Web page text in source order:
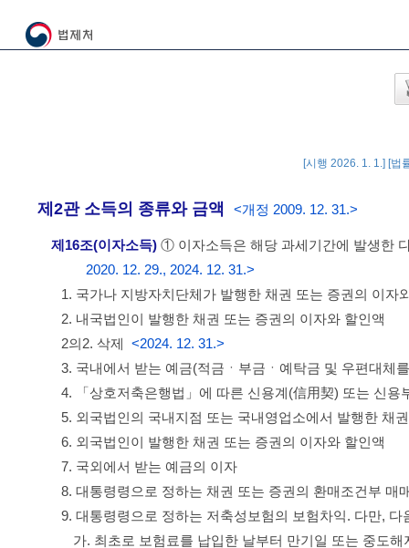
[시행 2026. 1. 1.] [법
제2관 소득의 종류와 금액 <개정 2009. 12. 31.>
제16조(이자소득) ① 이자소득은 해당 과세기간에 발생한
2020. 12. 29., 2024. 12. 31.>
1. 국가나 지방자치단체가 발행한 채권 또는 증권의 이자
2. 내국법인이 발행한 채권 또는 증권의 이자와 할인액
2의2. 삭제 <2024. 12. 31.>
3. 국내에서 받는 예금(적금ㆍ부금ㆍ예탁금 및 우편대체
4. 「상호저축은행법」에 따른 신용계(信用契) 또는 신용
5. 외국법인의 국내지점 또는 국내영업소에서 발행한 채
6. 외국법인이 발행한 채권 또는 증권의 이자와 할인액
7. 국외에서 받는 예금의 이자
8. 대통령령으로 정하는 채권 또는 증권의 환매조건부 매
9. 대통령령으로 정하는 저축성보험의 보험차익. 다만,
가. 최초로 보험료를 납입한 날부터 만기일 또는 중도